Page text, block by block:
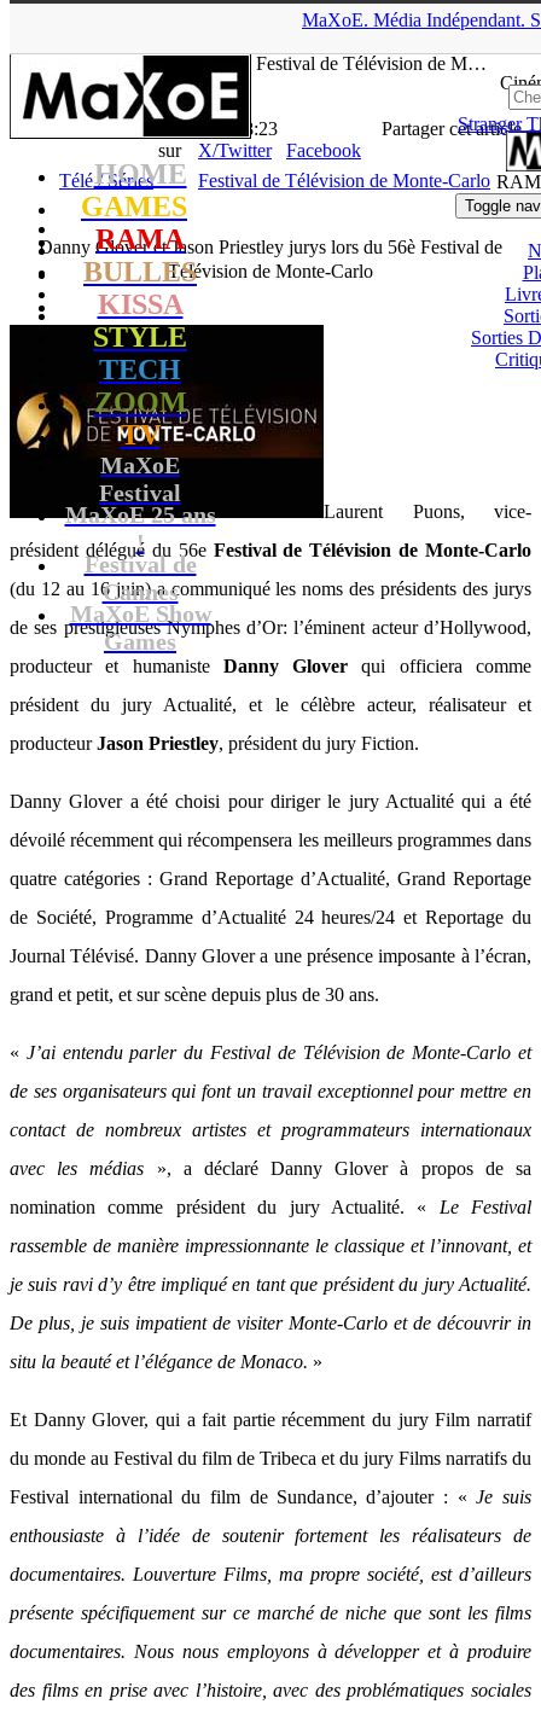
MaXoE. Média Indépendant.
HOME
GAMES
RAMA
BULLES
KISSA
STYLE
TECH
ZOOM
TV
MaXoE
Festival
MaXoE 25 ans
!
Festival de
Cannes
MaXoE Show
Games
Ciné
Stranger
Toggle
Sorties
Priestley jurys lors du 56è Festival de Télévision de M…
- 30.05.16, 18:23
Partager cet article
sur
X/Twitter
Facebook
Télé / Séries
Festival de Télévision de Monte-Carlo
Danny Glover et Jason Priestley jurys lors du 56è Festival de
Télévision de Monte-Carlo
Laurent Puons, vice-
président délégué du 56e Festival de Télévision de Monte-Carlo
(du 12 au 16 juin) a communiqué les noms des présidents des jurys
de ses prestigieuses Nymphes d’Or: l’éminent acteur d’Hollywood,
producteur et humaniste Danny Glover qui officiera comme
président du jury Actualité, et le célèbre acteur, réalisateur et
producteurJason Priestley, président du jury Fiction.
Danny Glover a été choisi pour diriger le jury Actualité qui a été
dévoilé récemment qui récompensera les meilleurs programmes dans
quatre catégories : Grand Reportage d’Actualité, Grand Reportage
de Société, Programme d’Actualité 24 heures/24 et Reportage du
Journal Télévisé. Danny Glover a une présence imposante à l’écran,
grand et petit, et sur scène depuis plus de 30 ans.
« J’ai entendu parler du Festival de Télévision de Monte-Carlo et
de ses organisateurs qui font un travail exceptionnel pour mettre en
contact de nombreux artistes et programmateurs internationaux
avec les médias », a déclaré Danny Glover à propos de sa
nomination comme président du jury Actualité. « Le Festival
rassemble de manière impressionnante le classique et l’innovant, et
je suis ravi d’y être impliqué en tant que président du jury Actualité.
De plus, je suis impatient de visiter Monte-Carlo et de découvrir in
situ la beauté et l’élégance de Monaco. »
Et Danny Glover, qui a fait partie récemment du jury Film narratif
du monde au Festival du film de Tribeca et du jury Films narratifs du
Festival international du film de Sundance, d’ajouter : «Je suis
enthousiaste à l’idée de soutenir fortement les réalisateurs de
documentaires. Louverture Films, ma propre société, est d’ailleurs
présente spécifiquement sur ce marché de niche que sont les films
documentaires. Nous nous employons à développer et à produire
des films en prise avec l’histoire, avec des problématiques sociales